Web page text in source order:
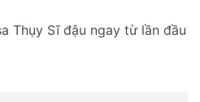
Thụy Sĩ đậu ngay từ lần đầu